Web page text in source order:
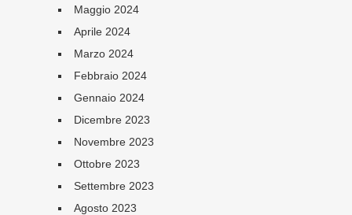
Maggio 2024
Aprile 2024
Marzo 2024
Febbraio 2024
Gennaio 2024
Dicembre 2023
Novembre 2023
Ottobre 2023
Settembre 2023
Agosto 2023